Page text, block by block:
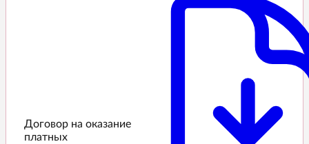
Договор на оказание
платных